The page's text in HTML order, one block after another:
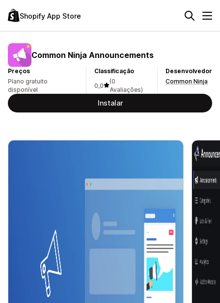
Shopify App Store
Common Ninja Announcements
Preços
Plano gratuito
disponível
Classificação
0,0
(0
Avaliações)
Desenvolvedor
Common Ninja
Instalar